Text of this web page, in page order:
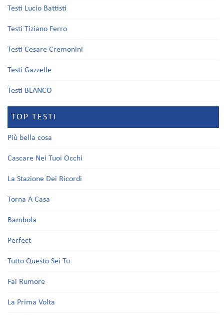
Testi Lucio Battisti
Testi Tiziano Ferro
Testi Cesare Cremonini
Testi Gazzelle
Testi BLANCO
TOP TESTI
Più bella cosa
Cascare Nei Tuoi Occhi
La Stazione Dei Ricordi
Torna A Casa
Bambola
Perfect
Tutto Questo Sei Tu
Fai Rumore
La Prima Volta